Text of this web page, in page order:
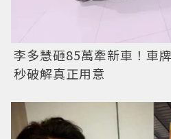
李多慧砸85萬牽新車！車
秒破解真正用意